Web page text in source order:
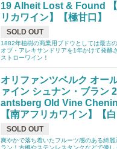
19 Alheit Lost & Found
リカワイン】【極甘口】
SOLD OUT
1882年植樹の商業用ブドウとしては最古
オブ・アレキサンドリアを1年かけて発酵
ストローワイン！
オリファンツベルク オー
ァイン シュナン・ブラン
antsberg Old Vine
【南アフリカワイン】【白
SOLD OUT
爽やかで落ち着いたフルーツ感のある綺麗
ラン！古樽やステンレスタンクなどで優し